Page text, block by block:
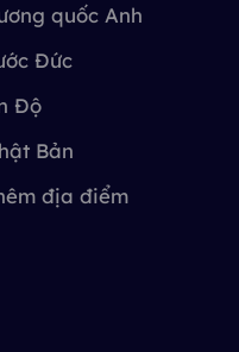
quốc Anh
Đức
Độ
Bản
địa điểm